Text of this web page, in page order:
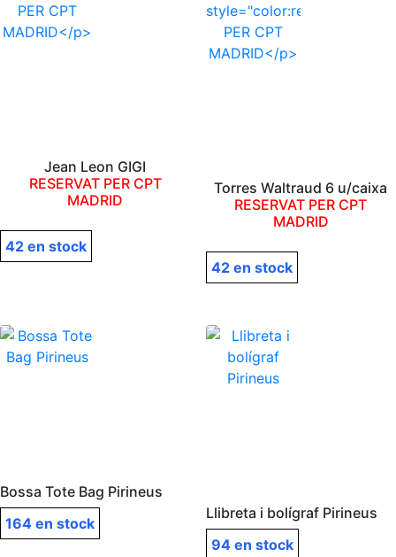
Jean Leon GIGI
RESERVAT PER CPT
MADRID
42 en stock
Torres Waltraud 6 u/caixa
RESERVAT PER CPT
MADRID
42 en stock
Bossa Tote Bag Pirineus
164 en stock
Llibreta i bolígraf Pirineus
94 en stock